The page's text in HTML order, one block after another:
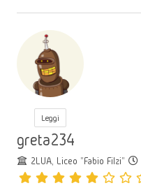
Leggi
greta234
2LUA, Liceo "Fabio Filzi"